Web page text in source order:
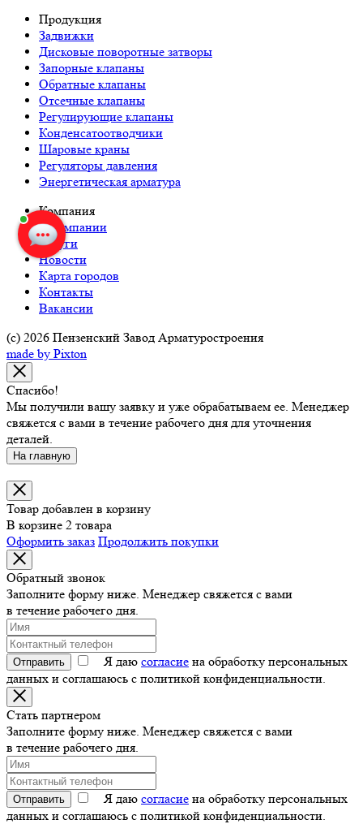
Продукция
Задвижки
Дисковые поворотные затворы
Запорные клапаны
Обратные клапаны
Отсечные клапаны
Регулирующие клапаны
Конденсатоотводчики
Шаровые краны
Регуляторы давления
Энергетическая арматура
Компания
О компании
Услуги
Новости
Карта городов
Контакты
Вакансии
(c) 2026 Пензенский Завод Арматуростроения
made by Pixton
Спасибо!
Мы получили вашу заявку и уже обрабатываем ее. Менеджер
свяжется с вами в течение рабочего дня для уточнения
деталей.
На главную
Товар добавлен в корзину
В корзине 2 товара
Оформить заказ Продолжить покупки
Обратный звонок
Заполните форму ниже. Менеджер свяжется с вами
в течение рабочего дня.
Отправить Я даю согласие на обработку персональных
данных и соглашаюсь с политикой конфиденциальности.
Стать партнером
Заполните форму ниже. Менеджер свяжется с вами
в течение рабочего дня.
Отправить Я даю согласие на обработку персональных
данных и соглашаюсь с политикой конфиденциальности.
Введите сообщение
Наталья
Здравствуйте!
Натальяпечатает...